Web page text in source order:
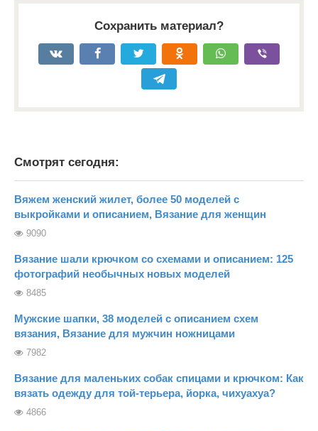
Сохранить материал?
Смотрят сегодня:
Вяжем женский жилет, более 50 моделей с
выкройками и описанием, Вязание для женщин
9090
Вязание шали крючком со схемами и описанием: 125
фотографий необычных новых моделей
8485
Мужские шапки, 38 моделей с описанием схем
вязания, Вязание для мужчин ножницами
7982
Вязание для маленьких собак спицами и крючком: Как
вязать одежду для той-терьера, йорка, чихуахуа?
4866